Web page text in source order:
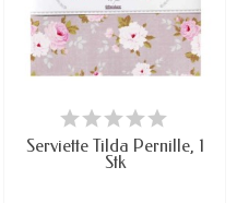
VERFÜGBAR
Serviette Tilda Pernille, 1
Stk